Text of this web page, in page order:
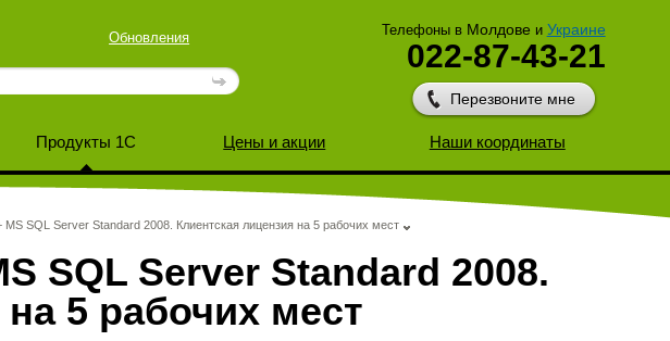
Обновления Телефоны в Молдове и Украине
022-87-43-21
Перезвоните мне
Продукты 1С Цены и акции Наши координаты
SQL Server Standard 2008. Клиентская лицензия на 5 рабочих мест
SQL Server Standard 2008.
5 рабочих мест